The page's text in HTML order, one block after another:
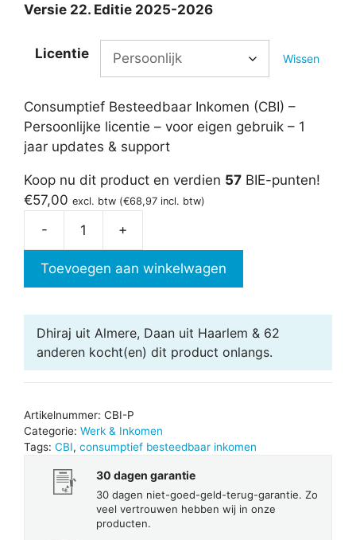
Versie 22. Editie 2025-2026
Licentie Wissen
Consumptief Besteedbaar Inkomen (CBI) –
Persoonlijke licentie – voor eigen gebruik – 1
jaar updates & support
Koop nu dit product en verdien 57 BIE-punten!
€57,00 excl. btw (€68,97 incl. btw)
-
Inkomen
aantal
+
Toevoegen aan winkelwagen
Dhiraj uit Almere, Daan uit Haarlem & 62
anderen kocht(en) dit product onlangs.
Artikelnummer: CBI-P
Categorie: Werk & Inkomen
Tags: CBI, consumptief besteedbaar inkomen
30 dagen garantie
30 dagen niet-goed-geld-terug-garantie. Zo
veel vertrouwen hebben wij in onze
producten.